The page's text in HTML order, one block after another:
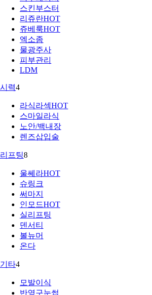
스킨부스터
리쥬란HOT
쥬베룩HOT
엑소좀
물광주사
피부관리
LDM
시력4
라식라섹HOT
스마일라식
노안/백내장
렌즈삽입술
리프팅8
울쎄라HOT
슈링크
써마지
인모드HOT
실리프팅
덴서티
볼뉴머
온다
기타4
모발이식
반영구눈썹